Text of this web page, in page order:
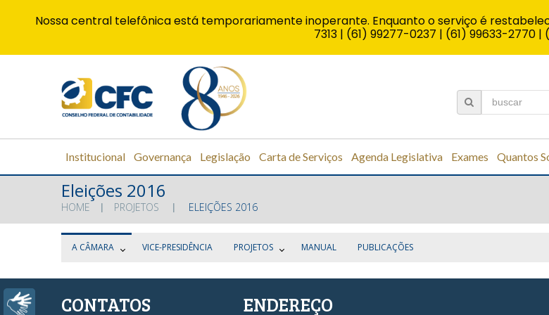
Institucional Governança Legislação Carta de Serviços Agenda Legislativa Exames Quantos
Eleições 2016
HOME PROJETOS ELEIÇÕES 2016
A CÂMARA VICE-PRESIDÊNCIA PROJETOS MANUAL PUBLICAÇÕES
CONTATOS ENDEREÇO
Nossa central telefônica está temporariamente inoperante. Enquanto o serviço é
7313 | (61) 99277-0237 | (61) 99633-2770 |
Libras